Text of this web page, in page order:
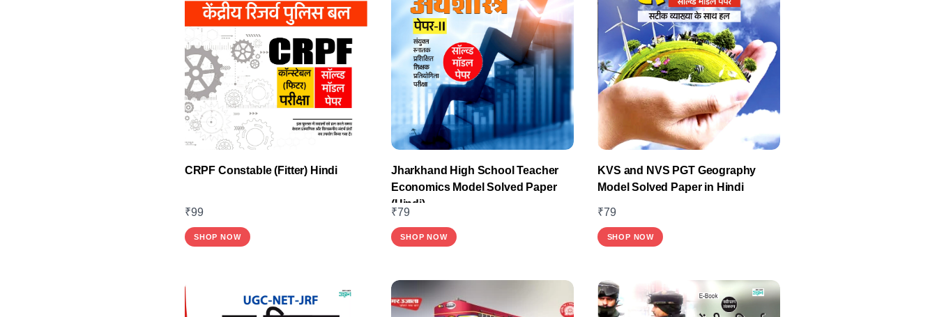
CRPF Constable (Fitter) Hindi
₹99
SHOP NOW
Jharkhand High School Teacher
Economics Model Solved Paper
(Hindi)
₹79
SHOP NOW
KVS and NVS PGT Geography
Model Solved Paper in Hindi
₹79
SHOP NOW